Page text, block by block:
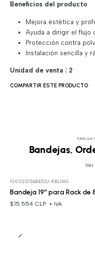
Beneficios del producto
Mejora estética y
Ayuda a dirigir el flujo
Protección contra
Instalación sencilla y
Unidad de venta : 2
COMPARTIR ESTE PRODUCTO
PUEDE QUE
Bandejas,
Ver
100020136845 U-KBLING
Bandeja 19'' para Rack
$15.554 CLP + IVA